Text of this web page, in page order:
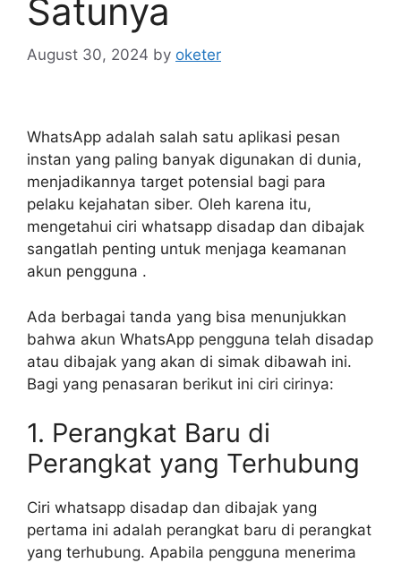
Satunya
August 30, 2024 by oketer
WhatsApp adalah salah satu aplikasi pesan
instan yang paling banyak digunakan di dunia,
menjadikannya target potensial bagi para
pelaku kejahatan siber. Oleh karena itu,
mengetahui ciri whatsapp disadap dan dibajak
sangatlah penting untuk menjaga keamanan
akun pengguna .
Ada berbagai tanda yang bisa menunjukkan
bahwa akun WhatsApp pengguna telah disadap
atau dibajak yang akan di simak dibawah ini.
Bagi yang penasaran berikut ini ciri cirinya:
1. Perangkat Baru di
Perangkat yang Terhubung
Ciri whatsapp disadap dan dibajak yang
pertama ini adalah perangkat baru di perangkat
yang terhubung. Apabila pengguna menerima